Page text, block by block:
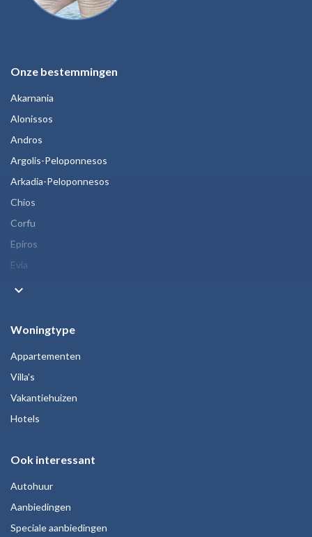
Onze bestemmingen
Akarnania
Alonissos
Andros
Argolis-Peloponnesos
Arkadia-Peloponnesos
Chios
Corfu
Epiros
Evia
keyboard_arrow_down
Woningtype
Appartementen
Villa's
Vakantiehuizen
Hotels
Ook interessant
Autohuur
Aanbiedingen
Speciale aanbiedingen